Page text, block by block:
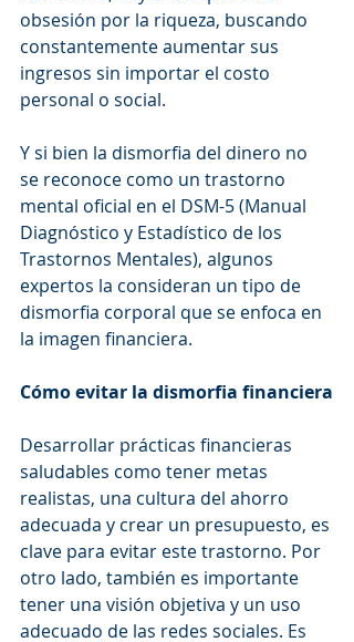
obsesión por la riqueza, buscando
constantemente aumentar sus
ingresos sin importar el costo
personal o social.
Y si bien la dismorfia del dinero no
se reconoce como un trastorno
mental oficial en el DSM-5 (Manual
Diagnóstico y Estadístico de los
Trastornos Mentales), algunos
expertos la consideran un tipo de
dismorfia corporal que se enfoca en
la imagen financiera.
Cómo evitar la dismorfia financiera
Desarrollar prácticas financieras
saludables como tener metas
realistas, una cultura del ahorro
adecuada y crear un presupuesto, es
clave para evitar este trastorno. Por
otro lado, también es importante
tener una visión objetiva y un uso
adecuado de las redes sociales. Es